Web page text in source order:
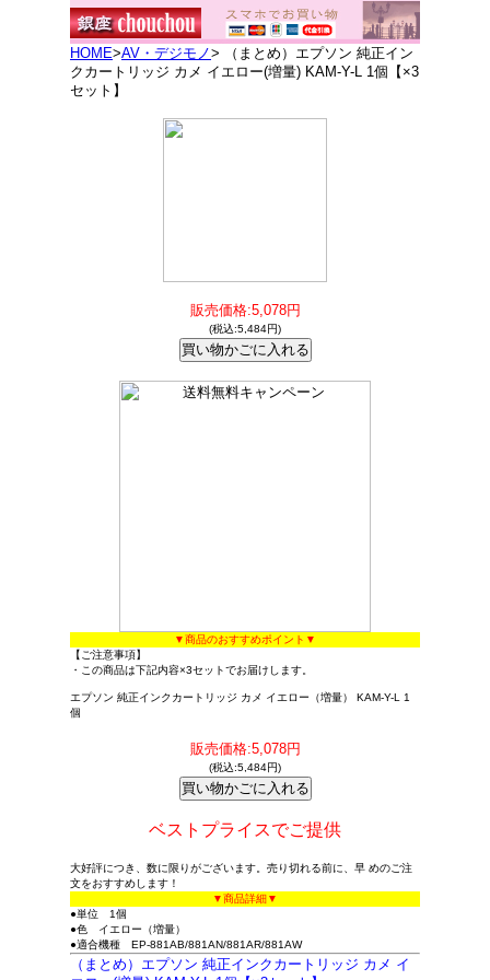
HOME>AV・デジモノ> （まとめ）エプソン 純正イン
クカートリッジ カメ イエロー(増量) KAM-Y-L 1個【×3
セット】
販売価格:5,078円
(税込:5,484円)
▼商品のおすすめポイント▼
【ご注意事項】
・この商品は下記内容×3セットでお届けします。
エプソン 純正インクカートリッジ カメ イエロー（増量） KAM-Y-L 1
個
販売価格:5,078円
(税込:5,484円)
ベストプライスでご提供
大好評につき、数に限りがございます。売り切れる前に、早 めのご注
文をおすすめします！
▼商品詳細▼
●単位 1個
●色 イエロー（増量）
●適合機種 EP-881AB/881AN/881AR/881AW
（まとめ）エプソン 純正インクカートリッジ カメ イ